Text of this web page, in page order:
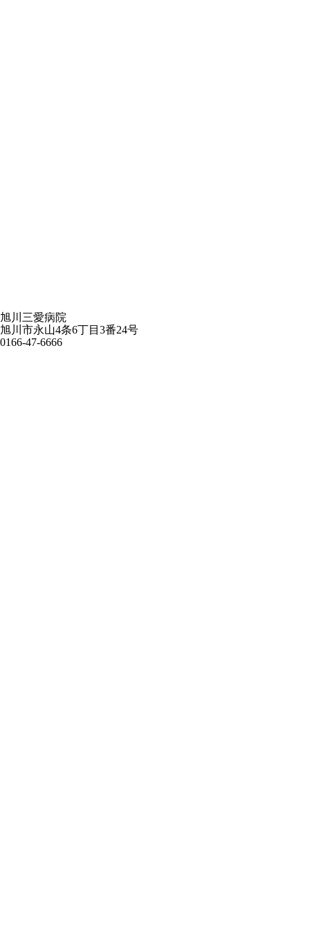
旭川三愛病院
旭川市永山4条6丁目3番24号
0166-47-6666